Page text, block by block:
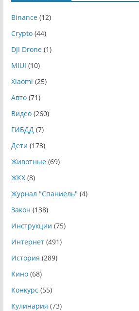
Binance(12)
Crypto(44)
DJI Drone(1)
MIUI (10)
Xiaomi (25)
Авто(71)
Видео(260)
ГИБДД(7)
Дети (173)
Животные(69)
ЖКХ(8)
Журнал "Спаниель" (4)
Закон (138)
Инструкции (75)
Интернет(491)
История (289)
Кино(68)
Конкурс (55)
Кулинария (73)